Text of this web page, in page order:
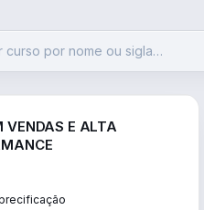
VENDAS E ALTA